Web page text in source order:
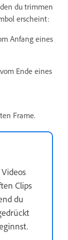
du trimmen
erscheint:
Anfang eines
Ende eines
Frame.
Clips
du